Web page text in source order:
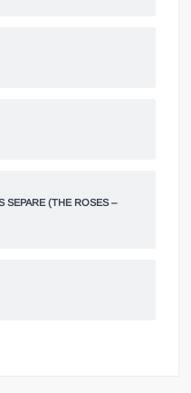
SEPARE (THE ROSES –